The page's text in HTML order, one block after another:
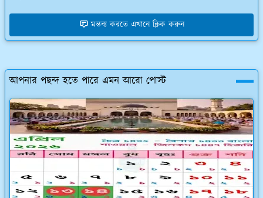
মন্তব্য করতে এখানে ক্লিক করুন
আপনার পছন্দ হতে পারে এমন আরো পোস্ট